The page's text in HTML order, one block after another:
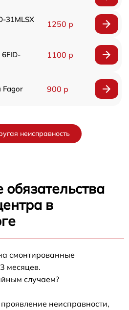
31MLSX
1250 р
1100 р
Fagor
900 р
неисправность
в
смонтированные
месяцев.
случаем?
неисправности,